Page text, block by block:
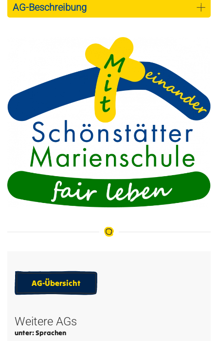
AG-Beschreibung
AG-Übersicht
Weitere AGs
unter: Sprachen